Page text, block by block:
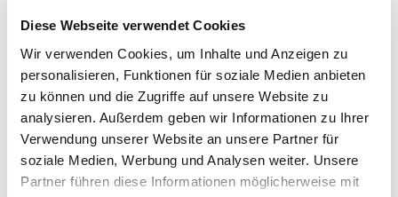
Diese Webseite verwendet Cookies
Wir verwenden Cookies, um Inhalte und Anzeigen zu
personalisieren, Funktionen für soziale Medien anbieten
zu können und die Zugriffe auf unsere Website zu
analysieren. Außerdem geben wir Informationen zu Ihrer
Verwendung unserer Website an unsere Partner für
soziale Medien, Werbung und Analysen weiter. Unsere
Partner führen diese Informationen möglicherweise mit
werden.
4427
positive Bewertungen
Jeden Tag helfen wir Frauen und Männern dabei, sich in
ihrem Körper wohler zu fühlen. Die höchsten
Bewertungen in unabhängigen Rezensionen sind unsere